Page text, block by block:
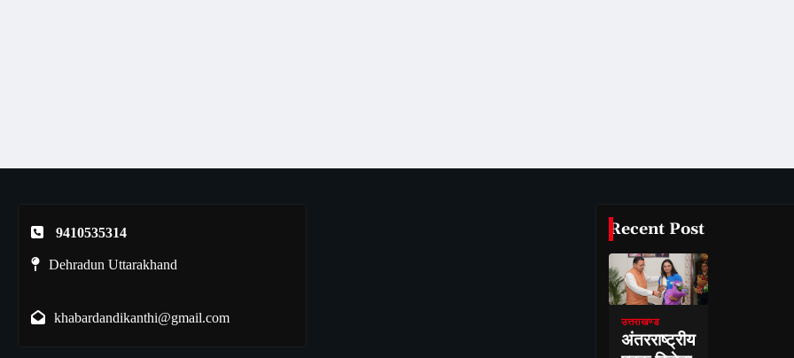
9410535314
Dehradun Uttarakhand
khabardandikanthi@gmail.com
Recent Post
उत्तराखण्ड
अंतरराष्ट्रीय